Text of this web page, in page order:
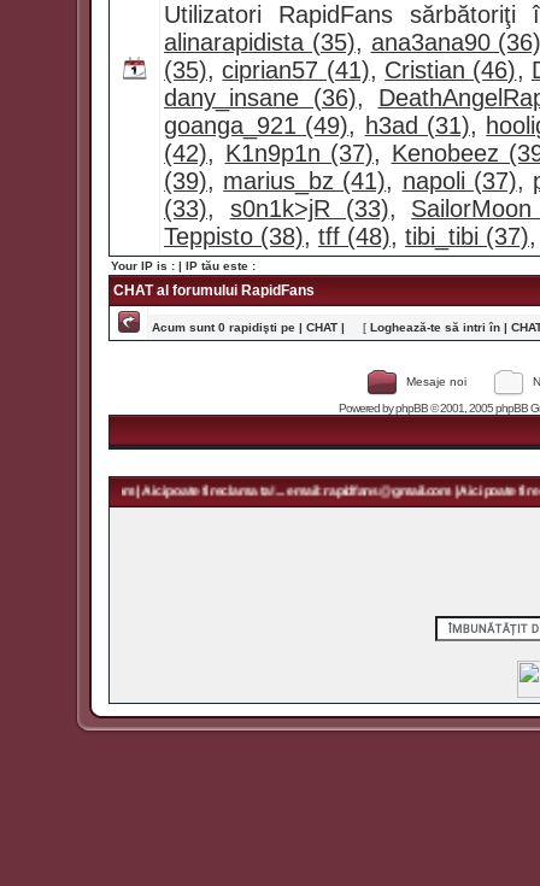
Utilizatori RapidFans
alinarapidista (35), ana3ana90
(35),ciprian57 (41), Cristian (46),
dany_insane (36),
goanga_921 (49), h3ad (31),
(42), K1n9p1n (37), Kenobeez
(39), marius_bz (41), napoli (37),
(33), s0n1k>jR (33),
Teppisto (38), tff (48), tibi_tibi (37)
Your IP is : | IP tău este :
CHAT al forumului RapidFans
Acum sunt 0 rapidişti pe | CHAT | [ Loghează-te să intri în |
Mesaje noi
Powered byphpBB© 2001, 2005 phpBB
| Aici poate fi reclama ta! ... email: rapidfans@gmail.com | Aici poate fi